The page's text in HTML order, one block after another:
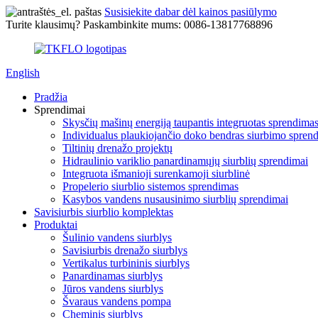
Susisiekite dabar dėl kainos pasiūlymo
Turite klausimų? Paskambinkite mums: 0086-13817768896
English
Pradžia
Sprendimai
Skysčių mašinų energiją taupantis integruotas sprendimas
Individualus plaukiojančio doko bendras siurbimo
Tiltinių drenažo projektų
Hidraulinio variklio panardinamųjų siurblių sprendimai
Integruota išmanioji surenkamoji siurblinė
Propelerio siurblio sistemos sprendimas
Kasybos vandens nusausinimo siurblių sprendimai
Savisiurbis siurblio komplektas
Produktai
Šulinio vandens siurblys
Savisiurbis drenažo siurblys
Vertikalus turbininis siurblys
Panardinamas siurblys
Jūros vandens siurblys
Švaraus vandens pompa
Cheminis siurblys